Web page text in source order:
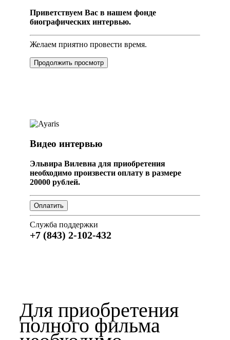
Приветствуем Вас в нашем фонде
биографических интервью.
Желаем приятно провести время.
Продолжить просмотр
Видео интервью
Эльвира Вилевна для приобретения
необходимо произвести оплату в размере
20000 рублей.
Служба поддержки
+7 (843) 2-102-432
Для приобретения
полного фильма